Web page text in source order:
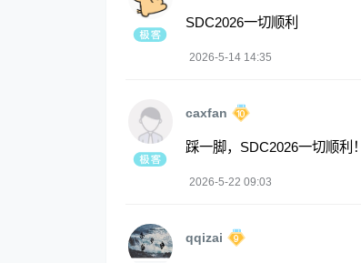
SDC2026一切顺利
2026-5-14 14:35
caxfan
踩一脚，SDC2026一切顺利！
2026-5-22 09:03
qqizai